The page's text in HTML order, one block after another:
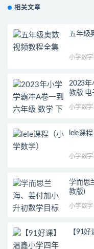
相关文章
五年级
小学数字
2023年
教版 电
小学数字
lele课
小学数字
学而思
教版)
小学数字
【91